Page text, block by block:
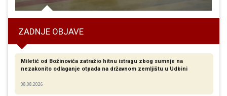
ZADNJE OBJAVE
Miletić od Božinovića zatražio hitnu istragu zbog sumnje na
nezakonito odlaganje otpada na državnom zemljištu u Udbini
08.08.2026